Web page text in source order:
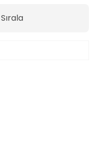
Sırala